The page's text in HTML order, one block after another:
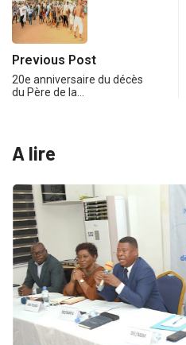
Previous Post
20e anniversaire du décès
du Père de la…
A lire